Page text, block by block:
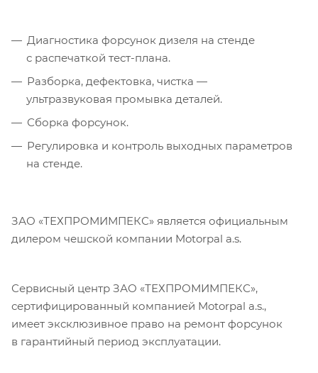
Диагностика форсунок дизеля на стенде
с распечаткой тест-плана.
Разборка, дефектовка, чистка —
ультразвуковая промывка деталей.
Сборка форсунок.
Регулировка и контроль выходных параметров
на стенде.
ЗАО «ТЕХПРОМИМПЕКС» является официальным
дилером чешской компании Motorpal a.s.
Сервисный центр ЗАО «ТЕХПРОМИМПЕКС»,
сертифицированный компанией Motorpal a.s.,
имеет эксклюзивное право на ремонт форсунок
в гарантийный период эксплуатации.